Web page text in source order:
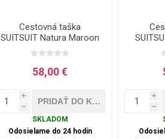
Cestovná taška
SUITSUIT Natura Maroon
- 25 L
58,00 €
i
h
SKLADOM
Odosielame do 24 hodín
i
h